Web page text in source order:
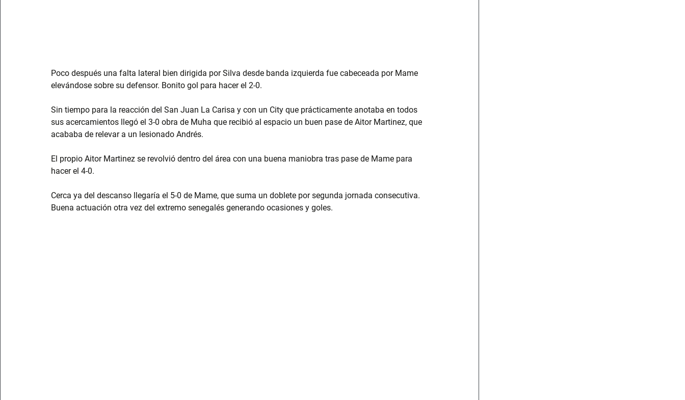
Poco después una falta lateral bien dirigida por Silva desde banda izquierda fue cabeceada por Mame
elevándose sobre su defensor. Bonito gol para hacer el 2-0.
Sin tiempo para la reacción del San Juan La Carisa y con un City que prácticamente anotaba en todos
sus acercamientos llegó el 3-0 obra de Muha que recibió al espacio un buen pase de Aitor Martinez, que
acababa de relevar a un lesionado Andrés.
El propio Aitor Martinez se revolvió dentro del área con una buena maniobra tras pase de Mame para
hacer el 4-0.
Cerca ya del descanso llegaría el 5-0 de Mame, que suma un doblete por segunda jornada consecutiva.
Buena actuación otra vez del extremo senegalés generando ocasiones y goles.